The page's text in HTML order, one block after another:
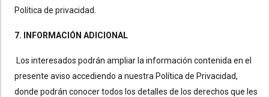
Política de privacidad.
7. INFORMACIÓN ADICIONAL
Los interesados podrán ampliar la información contenida en el
presente aviso accediendo a nuestra Política de Privacidad,
donde podrán conocer todos los detalles de los derechos que les